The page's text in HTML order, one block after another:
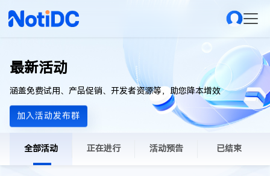
最新活动
涵盖免费试用、产品促销、开发者资源等，助您降本增效
加入活动发布群
全部活动 正在进行 活动预告 已结束